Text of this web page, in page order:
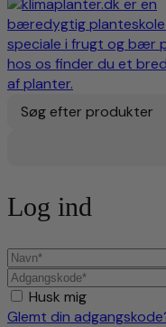
Søg efter produkter
Log ind
Husk mig
Glemt din